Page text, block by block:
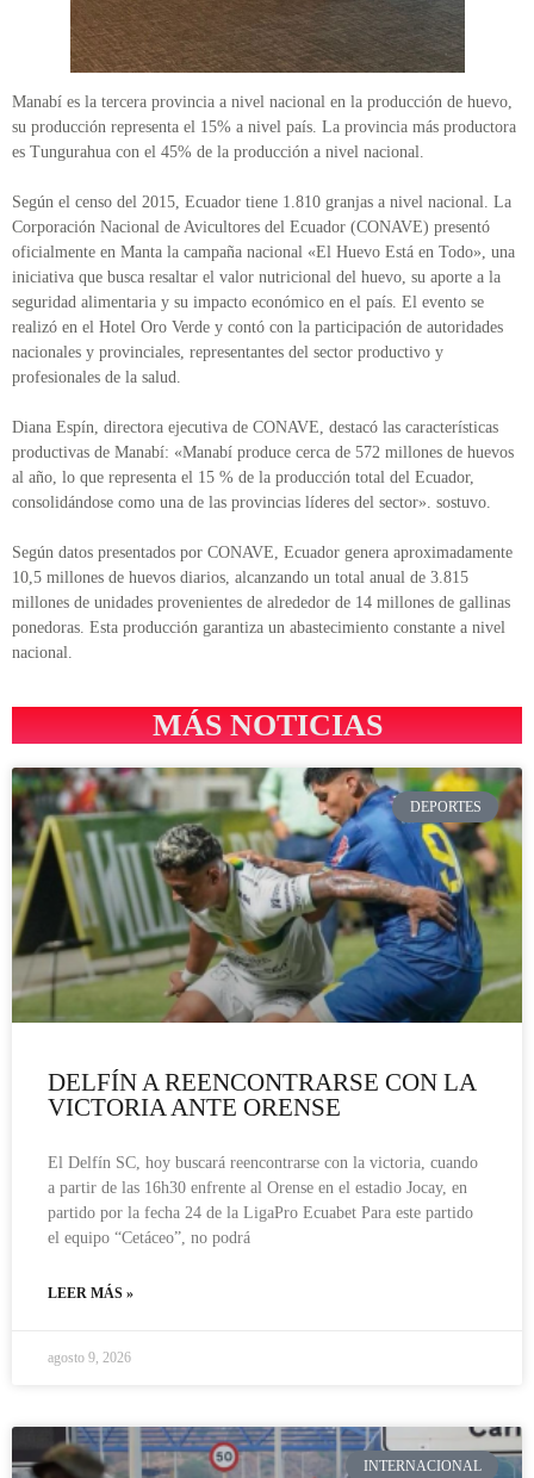
Manabí es la tercera provincia a nivel nacional en la producción de huevo,
su producción representa el 15% a nivel país. La provincia más productora
es Tungurahua con el 45% de la producción a nivel nacional.
Según el censo del 2015, Ecuador tiene 1.810 granjas a nivel nacional. La
Corporación Nacional de Avicultores del Ecuador (CONAVE) presentó
oficialmente en Manta la campaña nacional «El Huevo Está en Todo», una
iniciativa que busca resaltar el valor nutricional del huevo, su aporte a la
seguridad alimentaria y su impacto económico en el país. El evento se
realizó en el Hotel Oro Verde y contó con la participación de autoridades
nacionales y provinciales, representantes del sector productivo y
profesionales de la salud.
Diana Espín, directora ejecutiva de CONAVE, destacó las características
productivas de Manabí: «Manabí produce cerca de 572 millones de huevos
al año, lo que representa el 15 % de la producción total del Ecuador,
consolidándose como una de las provincias líderes del sector». sostuvo.
Según datos presentados por CONAVE, Ecuador genera aproximadamente
10,5 millones de huevos diarios, alcanzando un total anual de 3.815
millones de unidades provenientes de alrededor de 14 millones de gallinas
ponedoras. Esta producción garantiza un abastecimiento constante a nivel
nacional.
MÁS NOTICIAS
DEPORTES
DELFÍN A REENCONTRARSE CON LA
VICTORIA ANTE ORENSE
El Delfín SC, hoy buscará reencontrarse con la victoria, cuando
a partir de las 16h30 enfrente al Orense en el estadio Jocay, en
partido por la fecha 24 de la LigaPro Ecuabet Para este partido
el equipo “Cetáceo”, no podrá
LEER MÁS »
agosto 9, 2026
INTERNACIONAL